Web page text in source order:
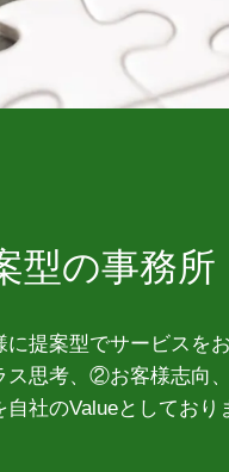
型の事務所
に提案型でサービスを
思考、②お客様志向
自社のValueとしており